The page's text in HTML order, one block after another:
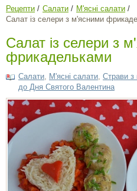
Рецепти Салати
М'ясні салати
Салат із селери з м'ясними
Салат із селери з
фрикадельками
Салати М'ясні салати Страви з
до Дня Святого Валентина